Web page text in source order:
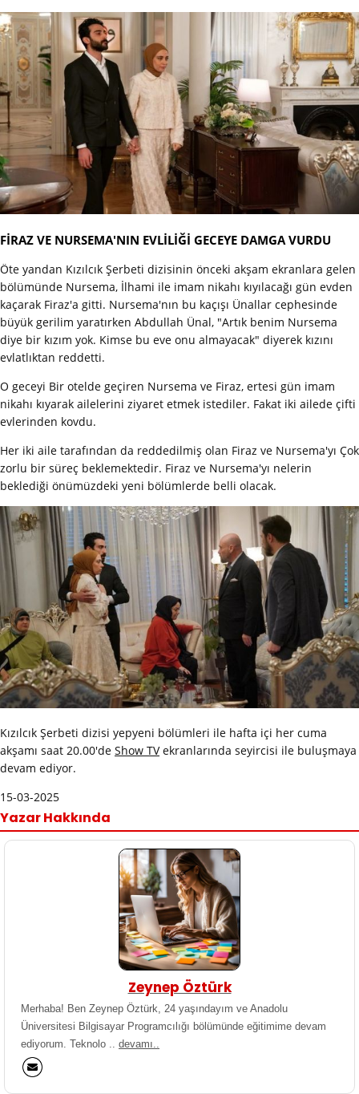
FİRAZ VE NURSEMA'NIN EVLİLİĞİ GECEYE DAMGA VURDU
Öte yandan Kızılcık Şerbeti dizisinin önceki akşam ekranlara gelen
bölümünde Nursema, İlhami ile imam nikahı kıyılacağı gün evden
kaçarak Firaz'a gitti. Nursema'nın bu kaçışı Ünallar cephesinde
büyük gerilim yaratırken Abdullah Ünal, "Artık benim Nursema
diye bir kızım yok. Kimse bu eve onu almayacak" diyerek kızını
evlatlıktan reddetti.
O geceyi Bir otelde geçiren Nursema ve Firaz, ertesi gün imam
nikahı kıyarak ailelerini ziyaret etmek istediler. Fakat iki ailede çifti
evlerinden kovdu.
Her iki aile tarafından da reddedilmiş olan Firaz ve Nursema'yı Çok
zorlu bir süreç beklemektedir. Firaz ve Nursema'yı nelerin
beklediği önümüzdeki yeni bölümlerde belli olacak.
Kızılcık Şerbeti dizisi yepyeni bölümleri ile hafta içi her cuma
akşamı saat 20.00'de Show TVekranlarında seyircisi ile buluşmaya
devam ediyor.
15-03-2025
Yazar Hakkında
Zeynep Öztürk
Merhaba! Ben Zeynep Öztürk, 24 yaşındayım ve Anadolu
Üniversitesi Bilgisayar Programcılığı bölümünde eğitimime devam
ediyorum. Teknolo .. devamı..